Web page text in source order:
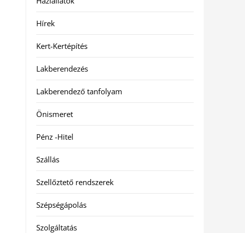
Hírek
Kert-Kertépítés
Lakberendezés
Lakberendező tanfolyam
Önismeret
Pénz -Hitel
Szállás
Szellőztető rendszerek
Szépségápolás
Szolgáltatás